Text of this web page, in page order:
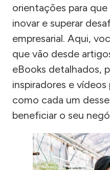
orientações para
inovar e superar
empresarial. Aqui,
que vão desde
eBooks detalhados,
inspiradores e
como cada um
beneficiar o seu